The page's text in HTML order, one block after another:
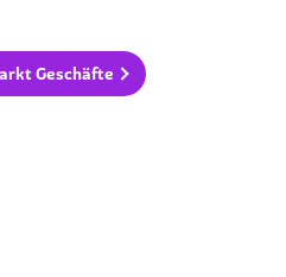
Geschäfte